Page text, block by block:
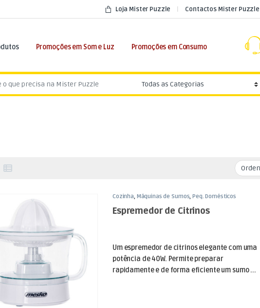
Loja Mister Puzzle Contactos Mister Puzzle
Promoções em Som e Luz Promoções em Consumo
Cozinha, Máquinas de Sumos,Peq. Domésticos
Espremedor de Citrinos
Um espremedor de citrinos elegante com uma
potência de 40W. Permite preparar
rapidamente e de forma eficiente um sumo ...